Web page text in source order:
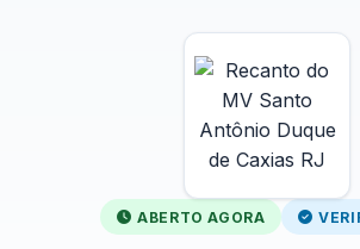
ABERTO AGORA